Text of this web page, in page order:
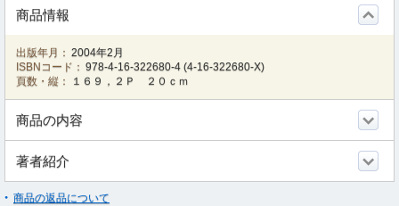
商品情報
出版年月： 2004年2月
ISBNコード： 978-4-16-322680-4 (4-16-322680-X)
頁数・縦：
１６９，２Ｐ ２０ｃｍ
商品の内容
著者紹介
商品の返品について